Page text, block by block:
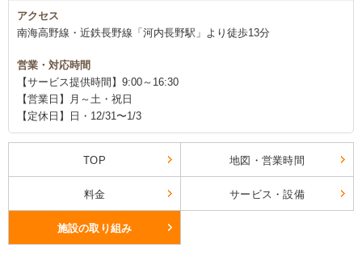
アクセス
南海高野線・近鉄長野線「河内長野駅」より徒歩13分
営業・対応時間
【サービス提供時間】9:00～16:30
【営業日】月～土・祝日
【定休日】日・12/31〜1/3
TOP 地図・営業時間
料金 サービス・設備
施設の取り組み